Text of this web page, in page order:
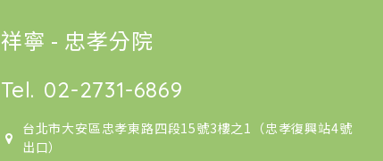
祥寧 - 忠孝分院
Tel. 02-2731-6869
台北市大安區忠孝東路四段15號3樓之1（忠孝復興站4號
出口）